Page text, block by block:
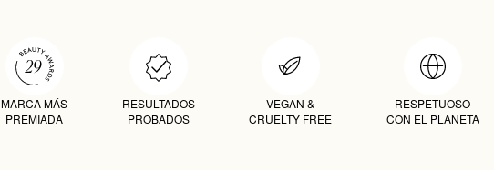
MARCA MÁS
PREMIADA
RESULTADOS
PROBADOS
VEGAN &
CRUELTY FREE
RESPETUOSO
CON EL PLANETA